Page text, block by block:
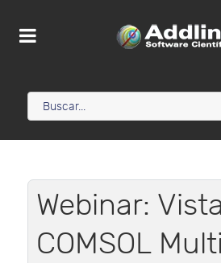
Webinar:
COMSOL